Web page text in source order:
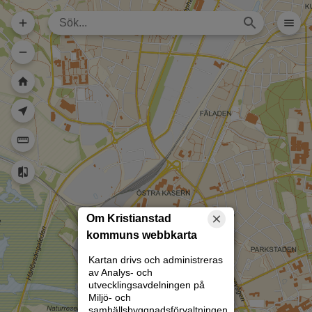
Dela karta (lång
url)
Dela karta
Skriv ut
Om kartan
Kristianstad
Rita
Om Kristianstad
kommuns webbkarta
Kartan drivs och administreras
av Analys- och
utvecklingsavdelningen på
Miljö- och
samhällsbyggnadsförvaltningen.